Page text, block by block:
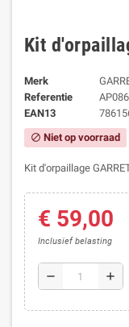
Kit
Merk
Referentie
AP086
EAN13
block Niet op voorraad
Kit d'orpaillage
€ 59,00
Inclusief belasting
remove add